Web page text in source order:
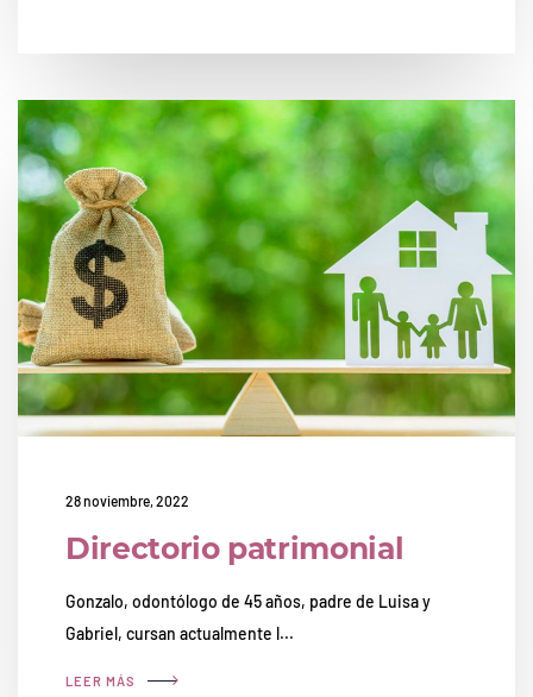
28 noviembre, 2022
Directorio patrimonial
Gonzalo, odontólogo de 45 años, padre de Luisa y
Gabriel, cursan actualmente l...
LEER MÁS